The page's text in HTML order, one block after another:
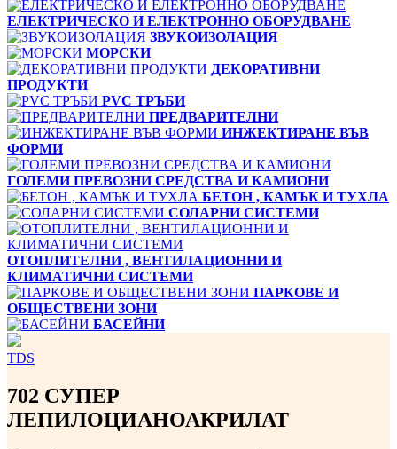
ЕЛЕКТРИЧЕСКО И ЕЛЕКТРОННО ОБОРУДВАНЕ
ЗВУКОИЗОЛАЦИЯ
МОРСКИ
ДЕКОРАТИВНИ
ПРОДУКТИ
PVC ТРЪБИ
ПРЕДВАРИТЕЛНИ
ИНЖЕКТИРАНЕ ВЪВ
ФОРМИ
ГОЛЕМИ ПРЕВОЗНИ СРЕДСТВА И КАМИОНИ
БЕТОН , КАМЪК И ТУХЛА
СОЛАРНИ СИСТЕМИ
ОТОПЛИТЕЛНИ , ВЕНТИЛАЦИОННИ И
КЛИМАТИЧНИ СИСТЕМИ
ПАРКОВЕ И
ОБЩЕСТВЕНИ ЗОНИ
БАСЕЙНИ
TDS
702 СУПЕР
ЛЕПИЛОЦИАНОАКРИЛАТ